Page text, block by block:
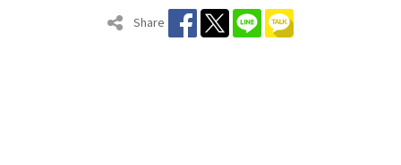
Share